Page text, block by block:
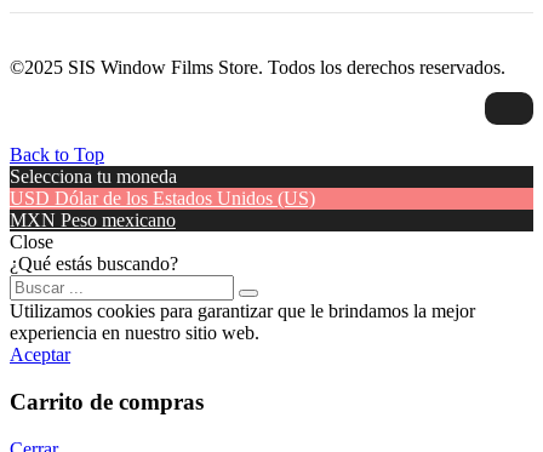
©2025 SIS Window Films Store. Todos los derechos reservados.
Back to Top
Selecciona tu moneda
USD Dólar de los Estados Unidos (US)
MXN Peso mexicano
Close
¿Qué estás buscando?
Utilizamos cookies para garantizar que le brindamos la mejor
experiencia en nuestro sitio web.
Aceptar
Carrito de compras